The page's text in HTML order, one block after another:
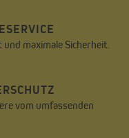
maximale Sicherheit.
vom umfassenden